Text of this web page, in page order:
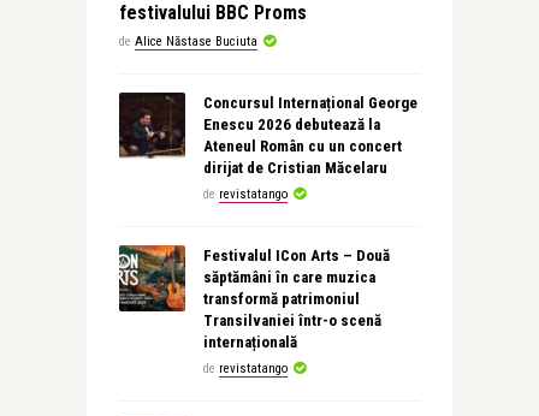
festivalului BBC Proms
de Alice Năstase Buciuta
Concursul Internațional George
Enescu 2026 debutează la
Ateneul Român cu un concert
dirijat de Cristian Măcelaru
de revistatango
Festivalul ICon Arts – Două
săptămâni în care muzica
transformă patrimoniul
Transilvaniei într-o scenă
internațională
de revistatango